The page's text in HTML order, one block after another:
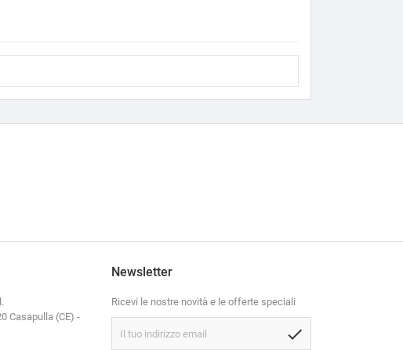
Casapulla (CE) -
Newsletter
Ricevi le nostre novità e le offerte speciali
check